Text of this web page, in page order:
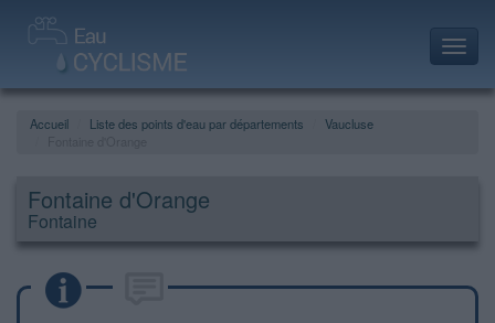
Accueil Liste des points d'eau par départements
Vaucluse
Fontaine d'Orange
Fontaine